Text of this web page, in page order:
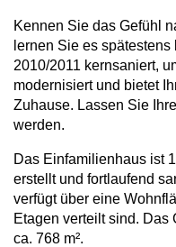
Kennen Sie das Gefühl
lernen Sie es
2010/2011 kernsaniert,
modernisiert und bietet
Zuhause. Lassen Sie
werden.
Das Einfamilienhaus ist
erstellt und fortlaufend
verfügt über eine
Etagen verteilt sind. Das
ca. 768 m².